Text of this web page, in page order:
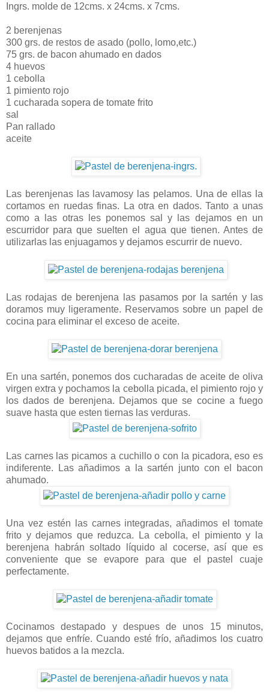
Ingrs. molde de 12cms. x 24cms. x 7cms.
2 berenjenas
300 grs. de restos de asado (pollo, lomo,etc.)
75 grs. de bacon ahumado en dados
4 huevos
1 cebolla
1 pimiento rojo
1 cucharada sopera de tomate frito
sal
Pan rallado
aceite
Las berenjenas las lavamosy las pelamos. Una de ellas la
cortamos en ruedas finas. La otra en dados. Tanto a unas
como a las otras les ponemos sal y las dejamos en un
escurridor para que suelten el agua que tienen. Antes de
utilizarlas las enjuagamos y dejamos escurrir de nuevo.
Las rodajas de berenjena las pasamos por la sartén y las
doramos muy ligeramente. Reservamos sobre un papel de
cocina para eliminar el exceso de aceite.
En una sartén, ponemos dos cucharadas de aceite de oliva
virgen extra y pochamos la cebolla picada, el pimiento rojo y
los dados de berenjena. Dejamos que se cocine a fuego
suave hasta que esten tiernas las verduras.
Las carnes las picamos a cuchillo o con la picadora, eso es
indiferente. Las añadimos a la sartén junto con el bacon
ahumado.
Una vez estén las carnes integradas, añadimos el tomate
frito y dejamos que reduzca. La cebolla, el pimiento y la
berenjena habrán soltado líquido al cocerse, así que es
conveniente que se evapore para que el pastel cuaje
perfectamente.
Cocinamos destapado y despues de unos 15 minutos,
dejamos que enfríe. Cuando esté frío, añadimos los cuatro
huevos batidos a la mezcla.